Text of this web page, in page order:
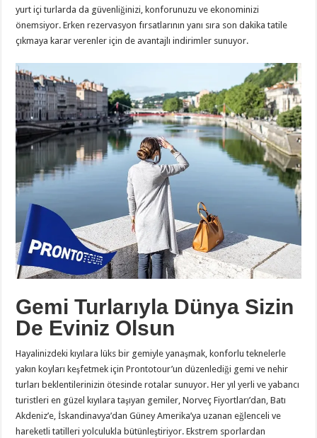
yurt içi turlarda da güvenliğinizi, konforunuzu ve ekonominizi
önemsiyor. Erken rezervasyon fırsatlarının yanı sıra son dakika tatile
çıkmaya karar verenler için de avantajlı indirimler sunuyor.
Gemi Turlarıyla Dünya Sizin
De Eviniz Olsun
Hayalinizdeki kıyılara lüks bir gemiyle yanaşmak, konforlu teknelerle
yakın koyları keşfetmek için Prontotour’un düzenlediği gemi ve nehir
turları beklentilerinizin ötesinde rotalar sunuyor. Her yıl yerli ve yabancı
turistleri en güzel kıyılara taşıyan gemiler, Norveç Fiyortları’dan, Batı
Akdeniz’e, İskandinavya’dan Güney Amerika’ya uzanan eğlenceli ve
hareketli tatilleri yolculukla bütünleştiriyor. Ekstrem sporlardan